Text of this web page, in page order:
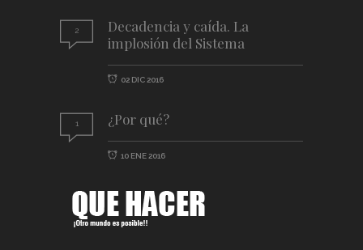
2
Decadencia y caída. La
implosión del Sistema
02 DIC 2016
1 ¿Por qué?
10 ENE 2016